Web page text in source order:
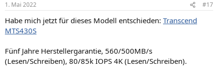
1. Mai 2022 #17
Habe mich jetzt für dieses Modell entschieden: Transcend
MTS430S
Fünf Jahre Herstellergarantie, 560/500MB/s
(Lesen/Schreiben), 80/85k IOPS 4K (Lesen/Schreiben).